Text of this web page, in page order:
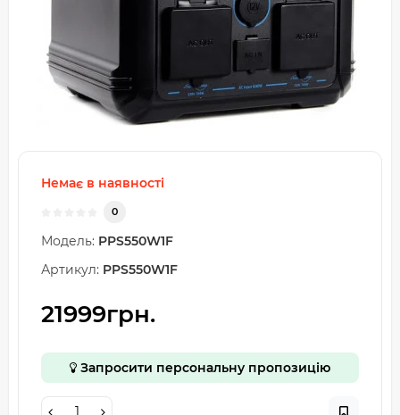
Немає в наявності
0
Модель: PPS550W1F
Артикул: PPS550W1F
21999грн.
Запросити персональну пропозицію